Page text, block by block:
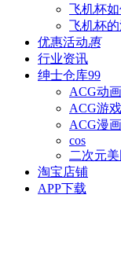
飞机杯如
飞机杯
优惠活动惠
行业资讯
绅士仓库99
ACG动画
ACG游戏
ACG漫画
cos
二次元美
淘宝店铺
APP下载